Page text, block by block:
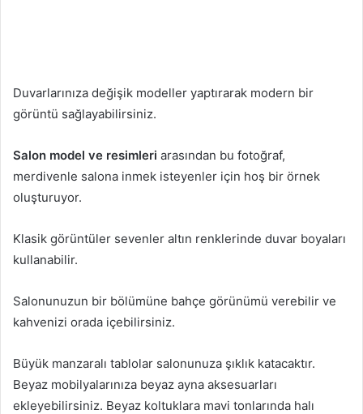
Duvarlarınıza değişik modeller yaptırarak modern bir
görüntü sağlayabilirsiniz.
Salon model ve resimleri arasından bu fotoğraf,
merdivenle salona inmek isteyenler için hoş bir örnek
oluşturuyor.
Klasik görüntüler sevenler altın renklerinde duvar boyaları
kullanabilir.
Salonunuzun bir bölümüne bahçe görünümü verebilir ve
kahvenizi orada içebilirsiniz.
Büyük manzaralı tablolar salonunuza şıklık katacaktır.
Beyaz mobilyalarınıza beyaz ayna aksesuarları
ekleyebilirsiniz. Beyaz koltuklara mavi tonlarında halı